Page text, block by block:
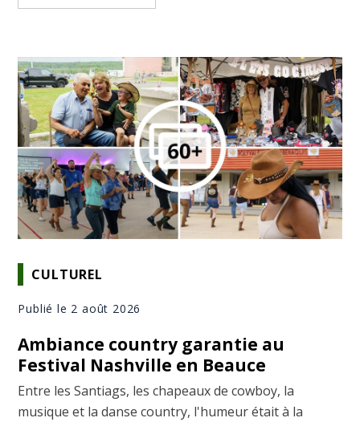
CULTUREL
Publié le 2 août 2026
Ambiance country garantie au
Festival Nashville en Beauce
Entre les Santiags, les chapeaux de cowboy, la
musique et la danse country, l'humeur était à la